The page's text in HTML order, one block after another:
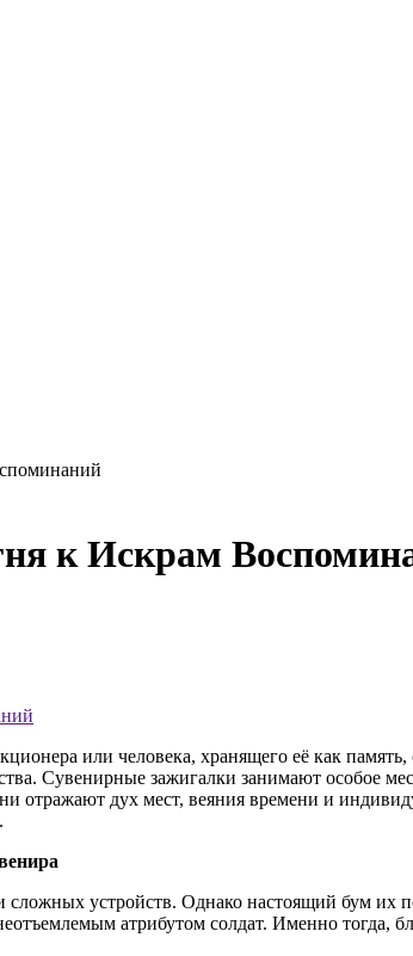
к Искрам
или человека, хранящего её как
Сувенирные зажигалки занимают особое
дух мест, веяния времени и
сложных устройств. Однако настоящий бум
атрибутом солдат. Именно тогда,